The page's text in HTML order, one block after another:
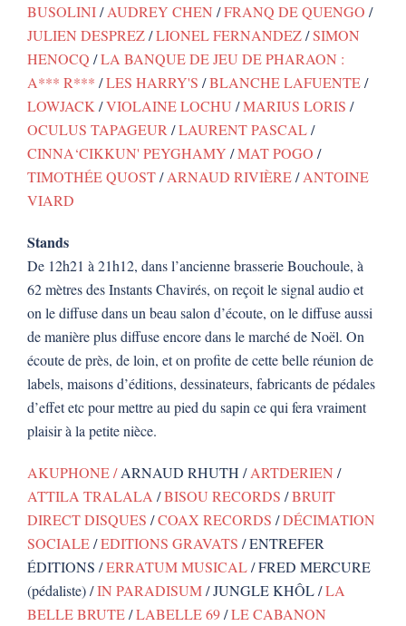
BUSOLINI/AUDREY CHEN /FRANQ DE QUENGO /
JULIEN DESPREZ/LIONEL FERNANDEZ/SIMON
HENOCQ /LA BANQUE DE JEU DE PHARAON :
A*** R*** /LES HARRY'S /BLANCHE LAFUENTE/
LOWJACK /VIOLAINE LOCHU /MARIUS LORIS /
OCULUS TAPAGEUR /LAURENT PASCAL/
CINNA‘CIKKUN' PEYGHAMY /MAT POGO /
TIMOTHÉE QUOST/ARNAUD RIVIÈRE/ANTOINE
VIARD
Stands
De 12h21 à 21h12, dans l’ancienne brasserie Bouchoule, à
62 mètres des Instants Chavirés, on reçoit le signal audio et
on le diffuse dans un beau salon d’écoute, on le diffuse aussi
de manière plus diffuse encore dans le marché de Noël. On
écoute de près, de loin, et on profite de cette belle réunion de
labels, maisons d’éditions, dessinateurs, fabricants de pédales
d’effet etc pour mettre au pied du sapin ce qui fera vraiment
plaisir à la petite nièce.
AKUPHONE /ARNAUD RHUTH /ARTDERIEN /
ATTILA TRALALA /BISOU RECORDS /BRUIT
DIRECT DISQUES /COAX RECORDS /DÉCIMATION
SOCIALE/EDITIONS GRAVATS / ENTREFER
ÉDITIONS /ERRATUM MUSICAL/ FRED MERCURE
(pédaliste) /IN PARADISUM/ JUNGLE KHÔL /LA
BELLE BRUTE/LABELLE 69/LE CABANON